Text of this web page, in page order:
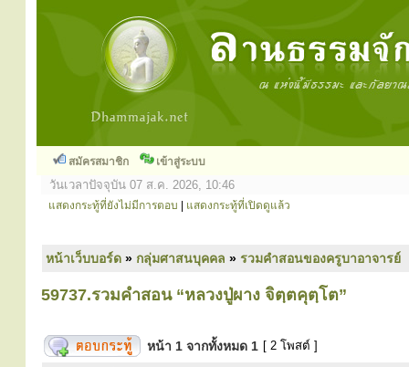
สมัครสมาชิก เข้าสู่ระบบ
วันเวลาปัจจุบัน 07 ส.ค. 2026, 10:46
แสดงกระทู้ที่ยังไม่มีการตอบ แสดงกระทู้ที่เปิดดูแล้ว
หน้าเว็บบอร์ด » กลุ่มศาสนบุคคล » รวมคำสอนของครูบาอาจารย์
59737.รวมคำสอน “หลวงปู่ผาง จิตฺตคุตฺโต”
หน้า 1 จากทั้งหมด 1 [ 2 โพสต์ ]